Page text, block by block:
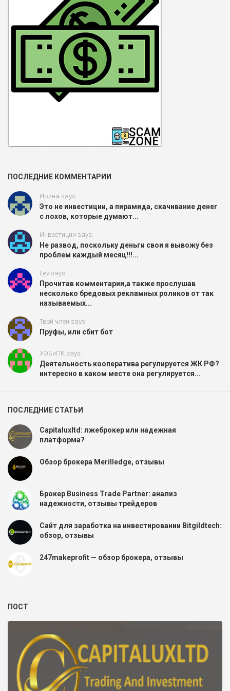
ПОСЛЕДНИЕ КОММЕНТАРИИ
Ирина says:
Это не инвестиции, а пирамида, скачивание денег
с лохов, которые думают...
Инвестиции says:
Не развод, поскольку деньги свои я вывожу без
проблем каждый месяц!!!...
Lev says:
Прочитав комментарии,а также прослушав
несколько бредовых рекламных роликов от так
называемых...
Твой член says:
Пруфы, или сбит бот
УЭБиПК says:
Деятельность кооператива регулируется ЖК РФ?
интересно в каком месте она регулируется...
ПОСЛЕДНИЕ СТАТЬИ
Capitaluxltd: лжеброкер или надежная
платформа?
Обзор брокера Merilledge, отзывы
Брокер Business Trade Partner: анализ
надежности, отзывы трейдеров
Сайт для заработка на инвестировании Bitgildtech:
обзор, отзывы
247makeprofit — обзор брокера, отзывы
ПОСТ